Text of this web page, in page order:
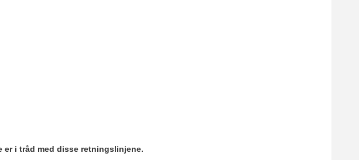
er i tråd med disse retningslinjene.